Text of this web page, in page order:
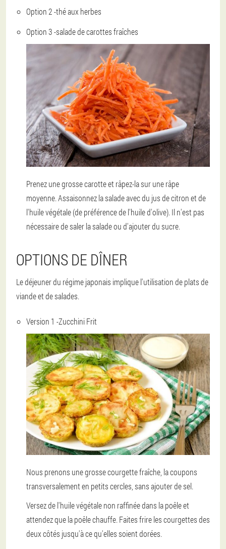
Option 2 -thé aux herbes
Option 3 -salade de carottes fraîches
Prenez une grosse carotte et râpez-la sur une râpe
moyenne. Assaisonnez la salade avec du jus de citron et de
l'huile végétale (de préférence de l'huile d'olive). Il n'est pas
nécessaire de saler la salade ou d'ajouter du sucre.
OPTIONS DE DÎNER
Le déjeuner du régime japonais implique l'utilisation de plats de
viande et de salades.
Version 1 -Zucchini Frit
Nous prenons une grosse courgette fraîche, la coupons
transversalement en petits cercles, sans ajouter de sel.
Versez de l'huile végétale non raffinée dans la poêle et
attendez que la poêle chauffe. Faites frire les courgettes des
deux côtés jusqu'à ce qu'elles soient dorées.